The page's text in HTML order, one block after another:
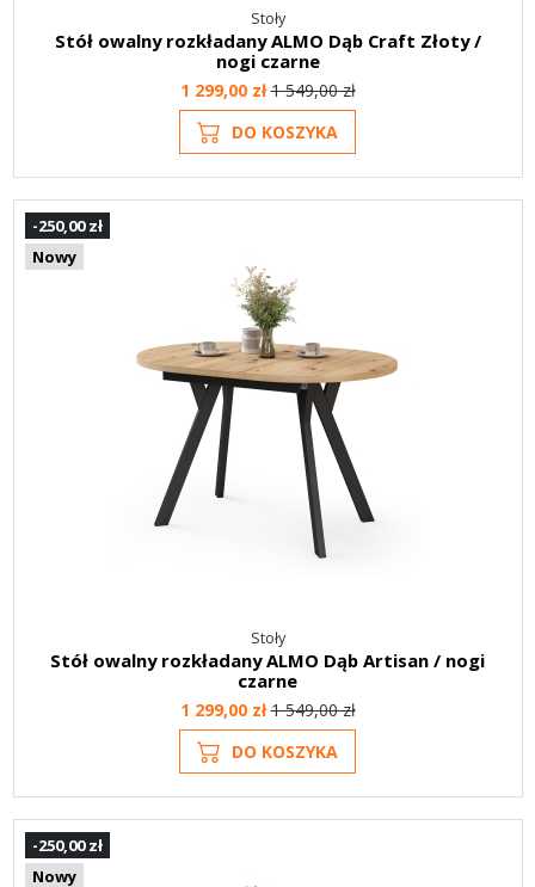
Stoły
Stół owalny rozkładany ALMO Dąb Craft Złoty /
nogi czarne
1 299,00 zł1 549,00 zł
DO KOSZYKA
-250,00 zł
Nowy
Stoły
Stół owalny rozkładany ALMO Dąb Artisan / nogi
czarne
1 299,00 zł1 549,00 zł
DO KOSZYKA
-250,00 zł
Nowy